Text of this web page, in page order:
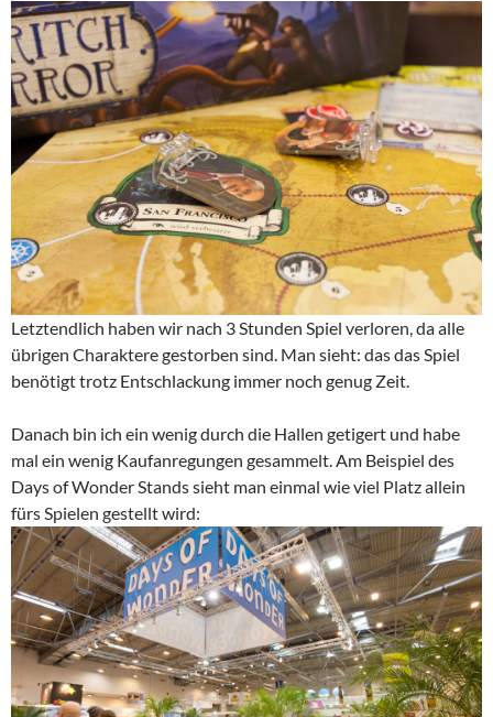
Letztendlich haben wir nach 3 Stunden Spiel verloren, da alle
übrigen Charaktere gestorben sind. Man sieht: das das Spiel
benötigt trotz Entschlackung immer noch genug Zeit.
Danach bin ich ein wenig durch die Hallen getigert und habe
mal ein wenig Kaufanregungen gesammelt. Am Beispiel des
Days of Wonder Stands sieht man einmal wie viel Platz allein
fürs Spielen gestellt wird: